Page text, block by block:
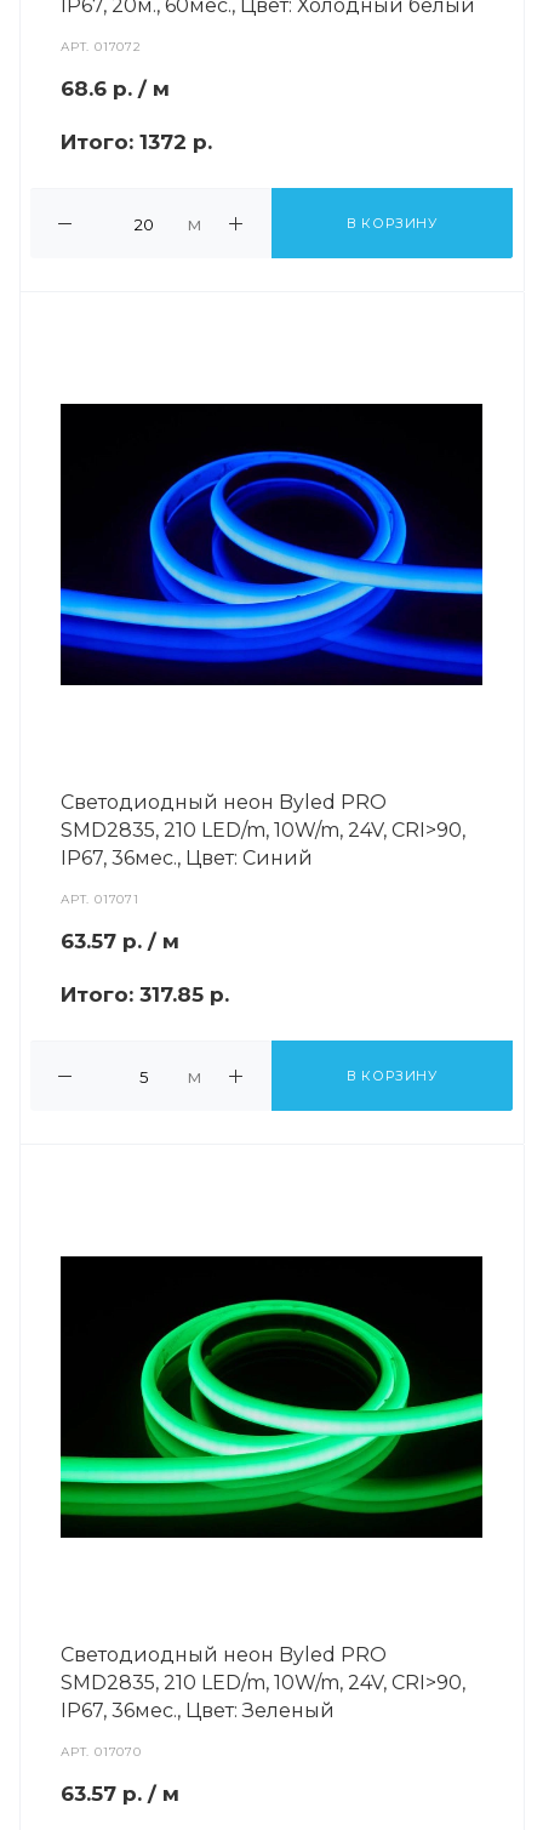
IP67, 20м., 60мес., Цвет: Холодный белый
АРТ.017072
68.6 р. / м
Итого: 1372 р.
м В КОРЗИНУ
Светодиодный неон Byled PRO
SMD2835, 210 LED/m, 10W/m, 24V, СRI>90,
IP67, 36мес., Цвет: Синий
АРТ.017071
63.57 р. / м
Итого: 317.85 р.
м В КОРЗИНУ
Светодиодный неон Byled PRO
SMD2835, 210 LED/m, 10W/m, 24V, СRI>90,
IP67, 36мес., Цвет: Зеленый
АРТ.017070
63.57 р. / м